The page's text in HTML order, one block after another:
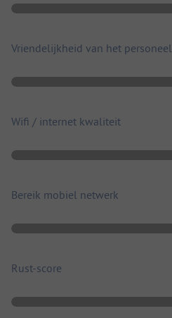
Vriendelijkheid van het personeel
Wifi / internet kwaliteit
Bereik mobiel netwerk
Rust-score